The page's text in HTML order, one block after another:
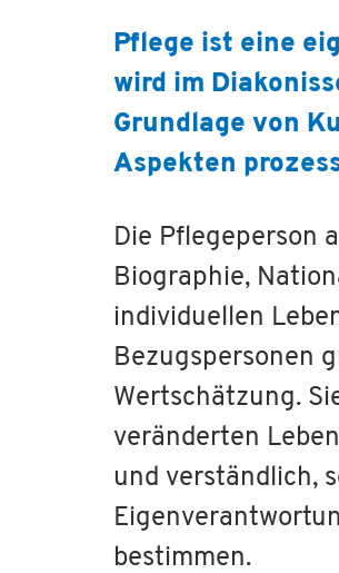
Pflege ist eine
wird im
Grundlage von
Aspekten
Die Pflegeperson
Biographie,
individuellen
Bezugspersonen
Wertschätzung.
veränderten
und verständlich,
bestimmen.